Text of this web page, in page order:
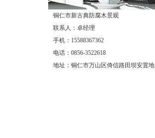
铜仁市新古典防腐木景观
联系人：卓经理
手机：15588367362
电话：0856-3522618
地址：铜仁市万山区倚信路田坝安置地